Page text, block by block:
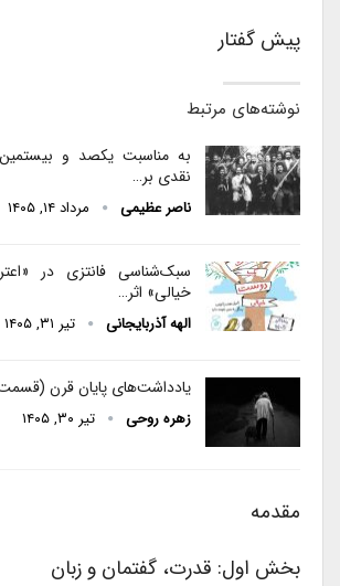
پیش گفتار
نوشته‌های مرتبط
به مناسبت یکصد و بیستمین
نقدی بر…
ناصر عظیمی مرداد ۱۴, ۱۴۰۵
سبک‌شناسی فانتزی در
خیالی» اثر…
الهه آذربایجانی تیر ۳۱, ۱۴۰۵
یادداشت‌های پایان قرن (قسمت ۶۹)
زهره روحی تیر ۳۰, ۱۴۰۵
مقدمه
بخش اول: قدرت، گفتمان و زبان